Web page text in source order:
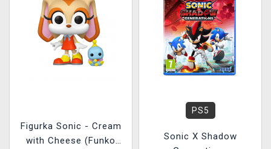
Figurka Sonic - Cream
with Cheese (Funko
PS5
Sonic X Shadow